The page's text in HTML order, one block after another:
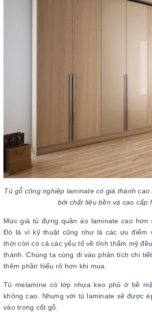
Tủ gỗ công nghiệp laminate có giá thành
bởi chất liệu bền và cao cấp
Mức giá tủ đựng quần áo laminate cao hơn
Đó là vì kỹ thuật cũng như là các ưu điểm
thời còn có cả các yếu tố về tính thẩm mỹ
thành. Chúng ta cùng đi vào phân tích chi
thêm phần hiểu rõ hơn khi mua.
Tủ melamine có lớp nhựa keo phủ ở bề
không cao. Nhưng với tủ laminate sẽ được
vào trong cốt gỗ.